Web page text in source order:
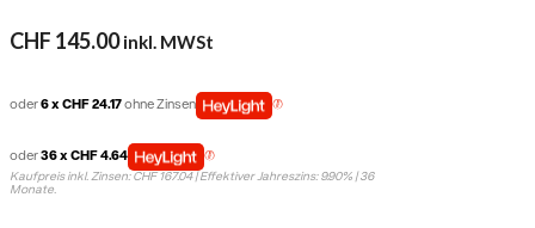
CHF 145.00 inkl. MWSt
oder6 x CHF 24.17ohne Zinsen
oder36 x CHF 4.64
Kaufpreis inkl. Zinsen: CHF 167.04 | Effektiver Jahreszins: 9.90% | 36
Monate.